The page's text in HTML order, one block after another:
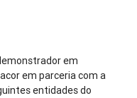
em
em parceria com a
entidades do